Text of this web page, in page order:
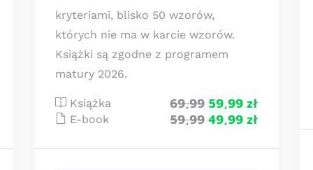
kryteriami, blisko 50 wzorów,
których nie ma w karcie wzorów.
Książki są zgodne z programem
matury 2026.
Książka 69,9959,99 zł
E-book 59,9949,99 zł